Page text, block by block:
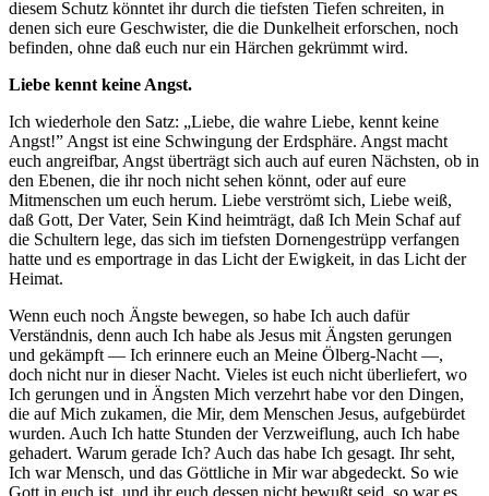
diesem Schutz könntet ihr durch die tiefsten Tiefen schreiten, in
denen sich eure Geschwister, die die Dunkelheit erforschen, noch
befinden, ohne daß euch nur ein Härchen gekrümmt wird.
Liebe kennt keine Angst.
Ich wiederhole den Satz: „Liebe, die wahre Liebe, kennt keine
Angst!” Angst ist eine Schwingung der Erdsphäre. Angst macht
euch angreifbar, Angst überträgt sich auch auf euren Nächsten, ob in
den Ebenen, die ihr noch nicht sehen könnt, oder auf eure
Mitmenschen um euch herum. Liebe verströmt sich, Liebe weiß,
daß Gott, Der Vater, Sein Kind heimträgt, daß Ich Mein Schaf auf
die Schultern lege, das sich im tiefsten Dornengestrüpp verfangen
hatte und es emportrage in das Licht der Ewigkeit, in das Licht der
Heimat.
Wenn euch noch Ängste bewegen, so habe Ich auch dafür
Verständnis, denn auch Ich habe als Jesus mit Ängsten gerungen
und gekämpft — Ich erinnere euch an Meine Ölberg-Nacht —,
doch nicht nur in dieser Nacht. Vieles ist euch nicht überliefert, wo
Ich gerungen und in Ängsten Mich verzehrt habe vor den Dingen,
die auf Mich zukamen, die Mir, dem Menschen Jesus, aufgebürdet
wurden. Auch Ich hatte Stunden der Verzweiflung, auch Ich habe
gehadert. Warum gerade Ich? Auch das habe Ich gesagt. Ihr seht,
Ich war Mensch, und das Göttliche in Mir war abgedeckt. So wie
Gott in euch ist, und ihr euch dessen nicht bewußt seid, so war es